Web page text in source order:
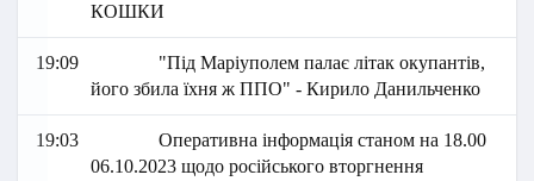
КОШКИ
19:09
"Під Маріуполем палає літак окупантів,
його збила їхня ж ППО" - Кирило Данильченко
19:03
Оперативна інформація станом на 18.00
06.10.2023 щодо російського вторгнення